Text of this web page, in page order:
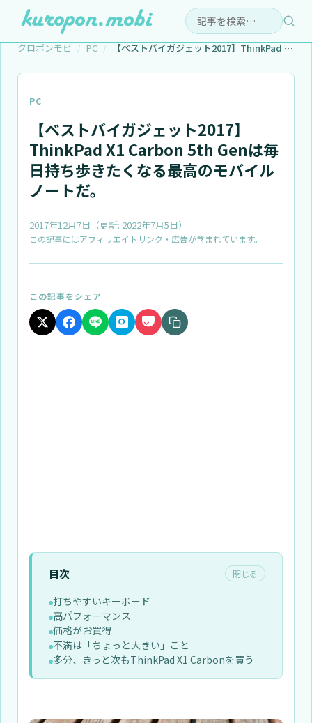
検索:
クロポンモビ PC 【ベストバイガジェット2017】ThinkPad X1…
PC
【ベストバイガジェット2017】
ThinkPad X1 Carbon 5th Genは毎
日持ち歩きたくなる最高のモバイル
ノートだ。
2017年12月7日 （更新: 2022年7月5日）
この記事にはアフィリエイトリンク・広告が含まれています。
この記事をシェア
目次 閉じる
打ちやすいキーボード
高パフォーマンス
価格がお買得
不満は「ちょっと大きい」こと
多分、きっと次もThinkPad X1 Carbonを買う